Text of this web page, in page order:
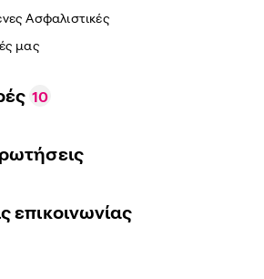
Ασφαλιστικές
μας
10
επικοινωνίας